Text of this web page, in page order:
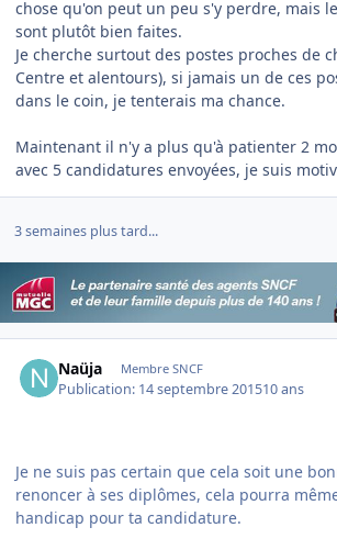
chose qu'on peut un peu s'y perdre, mais
sont plutôt bien faites.
Je cherche surtout des postes proches de
Centre et alentours), si jamais un de ces
dans le coin, je tenterais ma chance.
Maintenant il n'y a plus qu'à patienter 2
avec 5 candidatures envoyées, je suis
3 semaines plus tard...
Naüja Membre SNCF
Publication: 14 septembre 201510 ans
Je ne suis pas certain que cela soit une
renoncer à ses diplômes, cela pourra
handicap pour ta candidature.